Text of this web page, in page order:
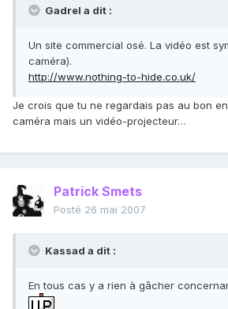
Gadrel a dit :
Un site commercial osé. La vidéo est
caméra).
http://www.nothing-to-hide.co.uk/
Je crois que tu ne regardais pas au bon
caméra mais un vidéo-projecteur…
Patrick Smets
Posté 26 mai 2007
Kassad a dit :
En tous cas y a rien à gâcher